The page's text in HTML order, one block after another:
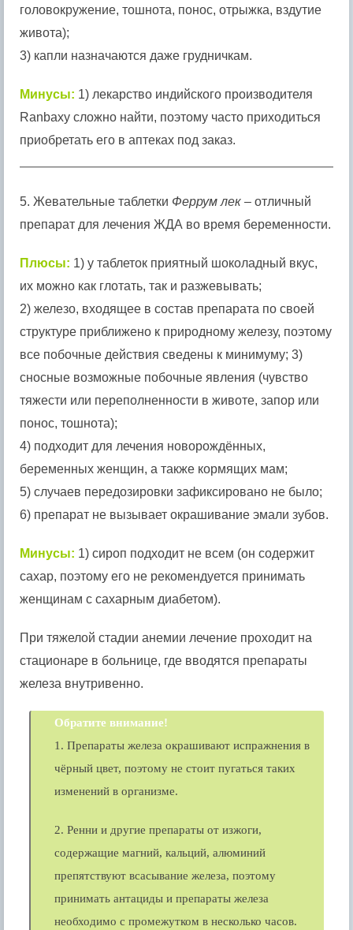
головокружение, тошнота, понос, отрыжка, вздутие
живота);
3) капли назначаются даже грудничкам.
Минусы: 1) лекарство индийского производителя
Ranbaxy сложно найти, поэтому часто приходиться
приобретать его в аптеках под заказ.
5. Жевательные таблетки Феррум лек – отличный
препарат для лечения ЖДА во время беременности.
Плюсы: 1) у таблеток приятный шоколадный вкус,
их можно как глотать, так и разжевывать;
2) железо, входящее в состав препарата по своей
структуре приближено к природному железу, поэтому
все побочные действия сведены к минимуму; 3)
сносные возможные побочные явления (чувство
тяжести или переполненности в животе, запор или
понос, тошнота);
4) подходит для лечения новорождённых,
беременных женщин, а также кормящих мам;
5) случаев передозировки зафиксировано не было;
6) препарат не вызывает окрашивание эмали зубов.
Минусы: 1) сироп подходит не всем (он содержит
сахар, поэтому его не рекомендуется принимать
женщинам с сахарным диабетом).
При тяжелой стадии анемии лечение проходит на
стационаре в больнице, где вводятся препараты
железа внутривенно.
Обратите внимание!
1. Препараты железа окрашивают испражнения в
чёрный цвет, поэтому не стоит пугаться таких
изменений в организме.
2. Ренни и другие препараты от изжоги,
содержащие магний, кальций, алюминий
препятствуют всасывание железа, поэтому
принимать антациды и препараты железа
необходимо с промежутком в несколько часов.